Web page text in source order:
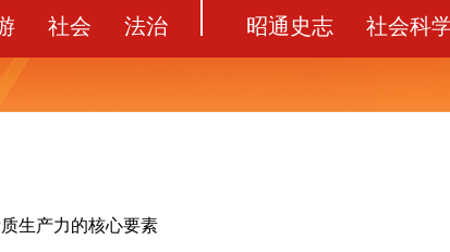
社会 法治
昭通史志
社会科
生产力的核心要素